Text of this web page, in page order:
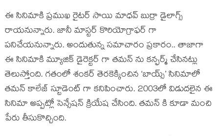
ఈ సినిమాకి ప్రముఖ రైటర్ సాయి మాధవ్ బుర్రా డైలాగ్స్
రాయనున్నారు. జానీ మాస్టర్ కొరియోగ్రాఫర్ గా
పనిచేయనున్నారు. అందుతున్న సమాచారం ప్రకారం.. తాజాగా
ఈ సినిమాకి మ్యూజిక్ డైరెక్టర్ గా తమన్ ను కన్ఫర్మ్ చేసినట్లు
తెలుస్తోంది. గతంలో శంకర్ తెరకెక్కించిన ‘బాయ్స్’ సినిమాలో
తమన్ కాలేజ్ స్టూడెంట్ గా కనిపించారు. 2003లో విడుదలైన ఈ
సినిమా అప్పట్లో సెన్సేషన్ క్రియేష చేసింది. తమన్ కి కూడా మంచి
పేరు తీసుకొచ్చింది.